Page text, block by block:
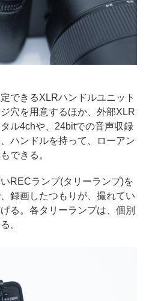
できるXLRハンドルユニット
穴を用意するほか、外部XLR
ル4chや、24bitでの音声収録
ハンドルを持って、ローアン
できる。
RECランプ(タリーランプ)を
録画したつもりが、撮れてい
る。各タリーランプは、個別
。